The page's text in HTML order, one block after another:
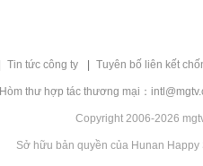
Tin tức công ty Tuyên bố liên kết
Hòm thư hợp tác thương mại：
Copyright 2006-2026
Sở hữu bản quyền của Hunan